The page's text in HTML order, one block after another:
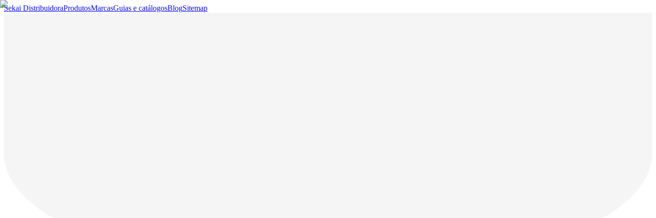
Sekai DistribuidoraProdutosMarcasGuias e catálogosBlogSitemap